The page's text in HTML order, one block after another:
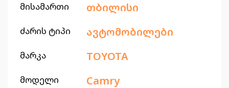
მისამართი თბილისი
ძარის ტიპი ავტომობილები
მარკა TOYOTA
მოდელი Camry